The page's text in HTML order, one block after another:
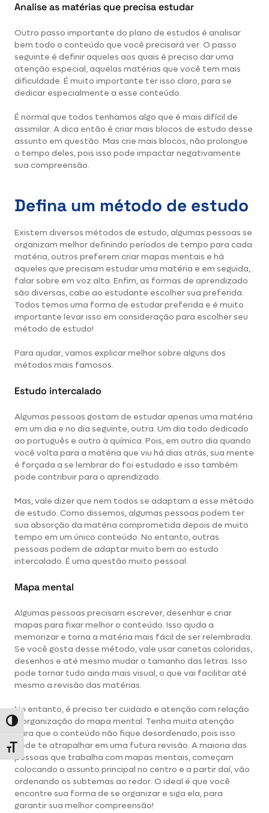
Alternar alto contraste
Alternar tamanho da fonte
Analise as matérias que precisa estudar
Outro passo importante do plano de estudos é analisar
bem todo o conteúdo que você precisará ver. O passo
seguinte é definir aqueles aos quais é preciso dar uma
atenção especial, aquelas matérias que você tem mais
dificuldade. É muito importante ter isso claro, para se
dedicar especialmente a esse conteúdo.
É normal que todos tenhamos algo que é mais difícil de
assimilar. A dica então é criar mais blocos de estudo desse
assunto em questão. Mas crie mais blocos, não prolongue
o tempo deles, pois isso pode impactar negativamente
sua compreensão.
Defina um método de estudo
Existem diversos métodos de estudo, algumas pessoas se
organizam melhor definindo períodos de tempo para cada
matéria, outros preferem criar mapas mentais e há
aqueles que precisam estudar uma matéria e em seguida,
falar sobre em voz alta. Enfim, as formas de aprendizado
são diversas, cabe ao estudante escolher sua preferida.
Todos temos uma forma de estudar preferida e é muito
importante levar isso em consideração para escolher seu
método de estudo!
Para ajudar, vamos explicar melhor sobre alguns dos
métodos mais famosos.
Estudo intercalado
Algumas pessoas gostam de estudar apenas uma matéria
em um dia e no dia seguinte, outra. Um dia todo dedicado
ao português e outro à química. Pois, em outro dia quando
você volta para a matéria que viu há dias atrás, sua mente
é forçada a se lembrar do foi estudado e isso também
pode contribuir para o aprendizado.
Mas, vale dizer que nem todos se adaptam a esse método
de estudo. Como dissemos, algumas pessoas podem ter
sua absorção da matéria comprometida depois de muito
tempo em um único conteúdo. No entanto, outras
pessoas podem de adaptar muito bem ao estudo
intercalado. É uma questão muito pessoal.
Mapa mental
Algumas pessoas precisam escrever, desenhar e criar
mapas para fixar melhor o conteúdo. Isso ajuda a
memorizar e torna a matéria mais fácil de ser relembrada.
Se você gosta desse método, vale usar canetas coloridas,
desenhos e até mesmo mudar o tamanho das letras. Isso
pode tornar tudo ainda mais visual, o que vai facilitar até
mesmo a revisão das matérias.
No entanto, é preciso ter cuidado e atenção com relação
à organização do mapa mental. Tenha muita atenção
para que o conteúdo não fique desordenado, pois isso
pode te atrapalhar em uma futura revisão. A maioria das
pessoas que trabalha com mapas mentais, começam
colocando o assunto principal no centro e a partir daí, vão
ordenando os subtemas ao redor. O ideal é que você
encontre sua forma de se organizar e siga ela, para
garantir sua melhor compreensão!